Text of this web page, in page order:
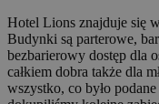
Hotel Lions znajduje się
Budynki są parterowe,
bezbarierowy dostęp dla
całkiem dobra także dla
wszystko, co było